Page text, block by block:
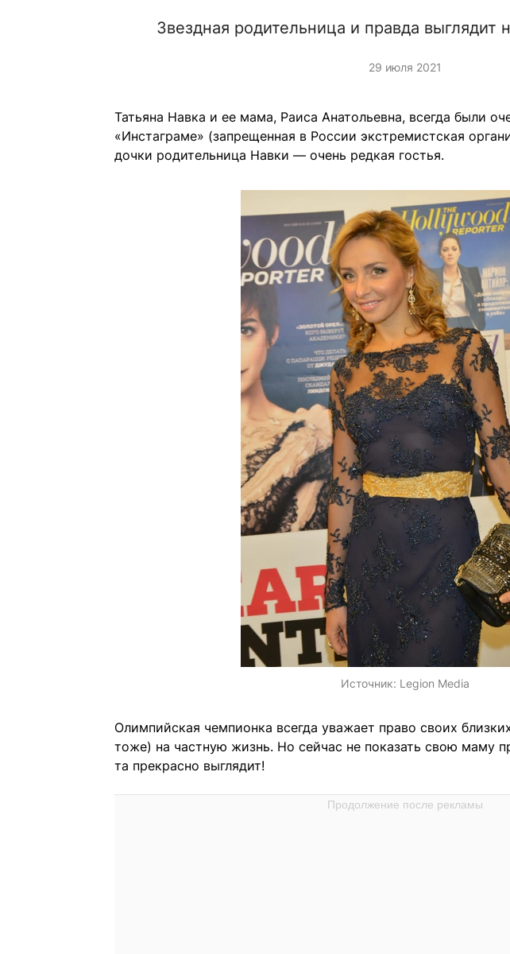
Звездная родительница и правда выглядит
29 июля 2021
Татьяна Навка и ее мама, Раиса Анатольевна, всегда были
«Инстаграме» (запрещенная в России экстремистская
дочки родительница Навки — очень редкая гостья.
Источник: Legion Media
Олимпийская чемпионка всегда уважает право своих
тоже) на частную жизнь. Но сейчас не показать свою маму
та прекрасно выглядит!